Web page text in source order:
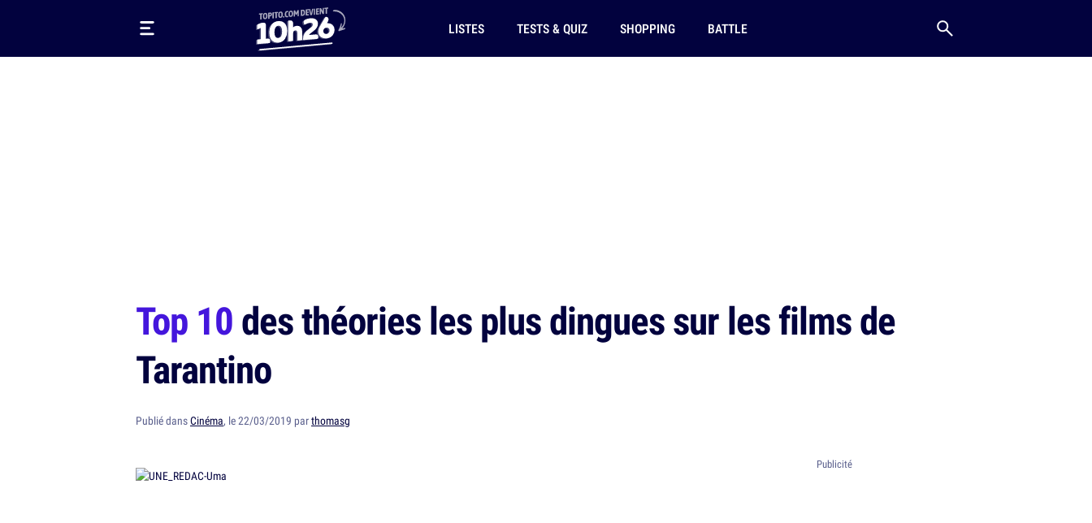
LISTES TESTS & QUIZ SHOPPING BATTLE
Top 10des théories les plus dingues sur les films de
Tarantino
Publié dansCinéma, le 22/03/2019 parthomasg